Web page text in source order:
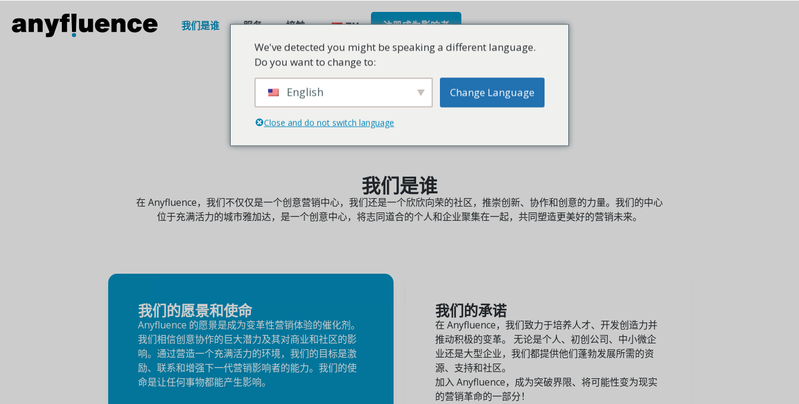
我们是谁 服务 接触 ZH 注册成为影响者
全方位服务数字营销
我们是谁
在 Anyfluence，我们不仅仅是一个创意营销中心，我们还是一个欣欣向荣的社区，推崇创新、协作和创意的力量。我们的中心
位于充满活力的城市雅加达，是一个创意中心，将志同道合的个人和企业聚集在一起，共同塑造更美好的营销未来。
我们的愿景和使命
Anyfluence 的愿景是成为变革性营销体验的催化剂。
我们相信创意协作的巨大潜力及其对商业和社区的影
响。通过营造一个充满活力的环境，我们的目标是激
励、联系和增强下一代营销影响者的能力。我们的使
命是让任何事物都能产生影响。
我们的承诺
在 Anyfluence，我们致力于培养人才、开发创造力并
推动积极的变革。 无论是个人、初创公司、中小微企
业还是大型企业，我们都提供他们蓬勃发展所需的资
源、支持和社区。
加入 Anyfluence，成为突破界限、将可能性变为现实
的营销革命的一部分！
We've detected you might be speaking a different language.
Do you want to change to:
English Change Language
Close and do not switch language